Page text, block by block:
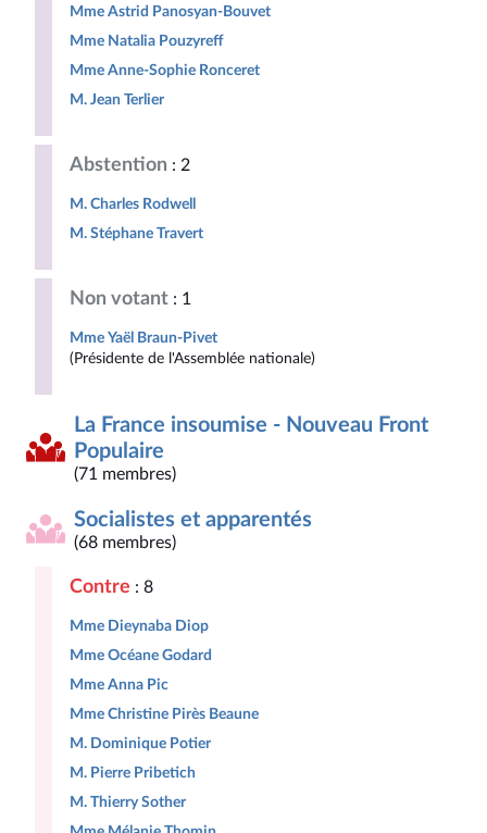
Mme Astrid Panosyan-Bouvet
Mme Natalia Pouzyreff
Mme Anne-Sophie Ronceret
M. Jean Terlier
Abstention : 2
M. Charles Rodwell
M. Stéphane Travert
Non votant : 1
Mme Yaël Braun-Pivet
(Présidente de l'Assemblée nationale)
La France insoumise - Nouveau Front
Populaire
(71 membres)
Socialistes et apparentés
(68 membres)
Contre : 8
Mme Dieynaba Diop
Mme Océane Godard
Mme Anna Pic
Mme Christine Pirès Beaune
M. Dominique Potier
M. Pierre Pribetich
M. Thierry Sother